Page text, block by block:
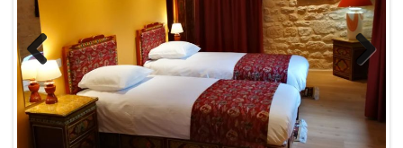
Previous Next